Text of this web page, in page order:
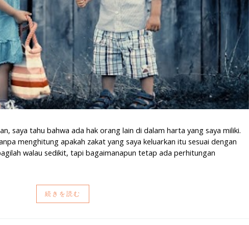
saya tahu bahwa ada hak orang lain di dalam harta yang saya miliki.
menghitung apakah zakat yang saya keluarkan itu sesuai dengan
walau sedikit, tapi bagaimanapun tetap ada perhitungan
続きを読む